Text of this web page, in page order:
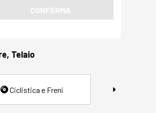
CONFERMA
Telaio
Ciclistica e Freni